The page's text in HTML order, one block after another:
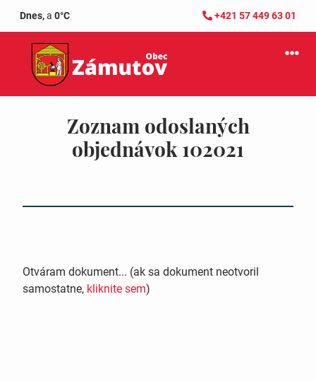
Dnes,a 0°C +421 57 449 63 01
Zoznam odoslaných
objednávok 102021
Otváram dokument... (ak sa dokument neotvoril
samostatne, kliknite sem)